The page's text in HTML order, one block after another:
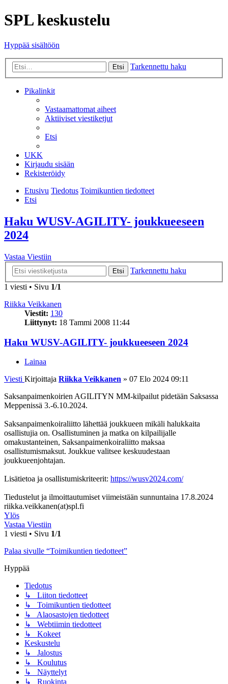
SPL keskustelu
Hyppää sisältöön
Etsi Tarkennettu haku
Pikalinkit
Vastaamattomat aiheet
Aktiiviset viestiketjut
Etsi
UKK
Kirjaudu sisään
Rekisteröidy
Etusivu Tiedotus Toimikuntien tiedotteet
Etsi
Haku WUSV-AGILITY- joukkueeseen
2024
Vastaa Viestiin
Etsi
Tarkennettu haku
1 viesti • Sivu 1/1
Riikka Veikkanen
Viestit: 130
Liittynyt: 18 Tammi 2008 11:44
Haku WUSV-AGILITY- joukkueeseen 2024
Lainaa
Viesti Kirjoittaja Riikka Veikkanen » 07 Elo 2024 09:11
Saksanpaimenkoirien AGILITYN MM-kilpailut pidetään Saksassa
Meppenissä 3.-6.10.2024.
Saksanpaimenkoiraliitto lähettää joukkueen mikäli halukkaita
osallistujia on. Osallistuminen ja matka on kilpailijalle
omakustanteinen, Saksanpaimenkoiraliitto maksaa
osallistumismaksut. Joukkue valitsee keskuudestaan
joukkueenjohtajan.
Lisätietoa ja osallistumiskriteerit: https://wusv2024.com/
Tiedustelut ja ilmoittautumiset viimeistään sunnuntaina 17.8.2024
riikka.veikkanen(at)spl.fi
Ylös
Vastaa Viestiin
1 viesti • Sivu 1/1
Palaa sivulle “Toimikuntien tiedotteet”
Hyppää
Tiedotus
↳ Liiton tiedotteet
↳ Toimikuntien tiedotteet
↳ Alaosastojen tiedotteet
↳ Webtiimin tiedotteet
↳ Kokeet
Keskustelu
↳ Jalostus
↳ Koulutus
↳ Näyttelyt
↳ Ruokinta